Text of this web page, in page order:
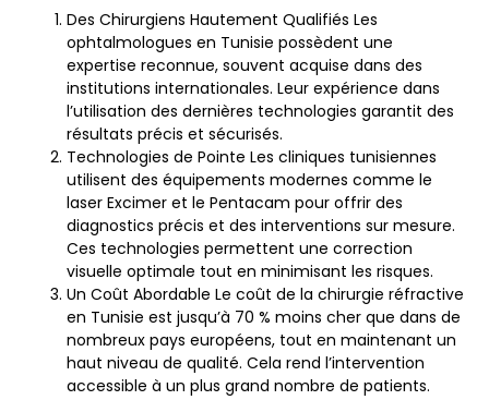
Des Chirurgiens Hautement Qualifiés Les
ophtalmologues en Tunisie possèdent une
expertise reconnue, souvent acquise dans des
institutions internationales. Leur expérience dans
l’utilisation des dernières technologies garantit des
résultats précis et sécurisés.
Technologies de Pointe Les cliniques tunisiennes
utilisent des équipements modernes comme le
laser Excimer et le Pentacam pour offrir des
diagnostics précis et des interventions sur mesure.
Ces technologies permettent une correction
visuelle optimale tout en minimisant les risques.
Un Coût Abordable Le coût de la chirurgie réfractive
en Tunisie est jusqu’à 70 % moins cher que dans de
nombreux pays européens, tout en maintenant un
haut niveau de qualité. Cela rend l’intervention
accessible à un plus grand nombre de patients.